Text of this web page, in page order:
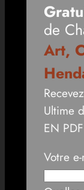
de
Art,
Ultime
EN PDF
Votre